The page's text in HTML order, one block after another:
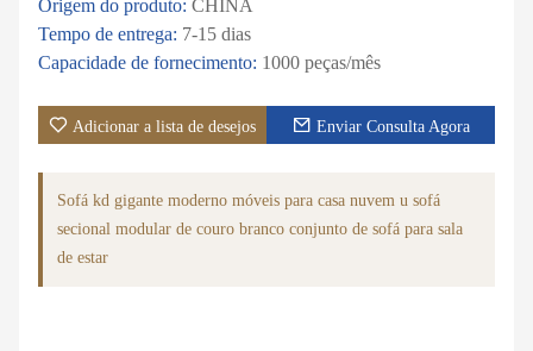
Origem do produto: CHINA
Tempo de entrega: 7-15 dias
Capacidade de fornecimento: 1000 peças/mês
Adicionar a lista de desejos Enviar Consulta Agora
Sofá kd gigante moderno móveis para casa nuvem u sofá
secional modular de couro branco conjunto de sofá para sala
de estar